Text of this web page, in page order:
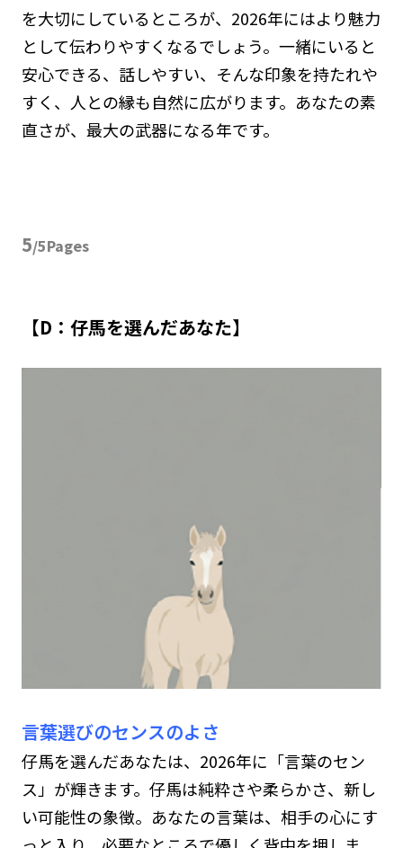
を大切にしているところが、2026年にはより魅力
として伝わりやすくなるでしょう。一緒にいると
安心できる、話しやすい、そんな印象を持たれや
すく、人との縁も自然に広がります。あなたの素
直さが、最大の武器になる年です。
5/5Pages
【D：仔馬を選んだあなた】
言葉選びのセンスのよさ
仔馬を選んだあなたは、2026年に「言葉のセン
ス」が輝きます。仔馬は純粋さや柔らかさ、新し
い可能性の象徴。あなたの言葉は、相手の心にす